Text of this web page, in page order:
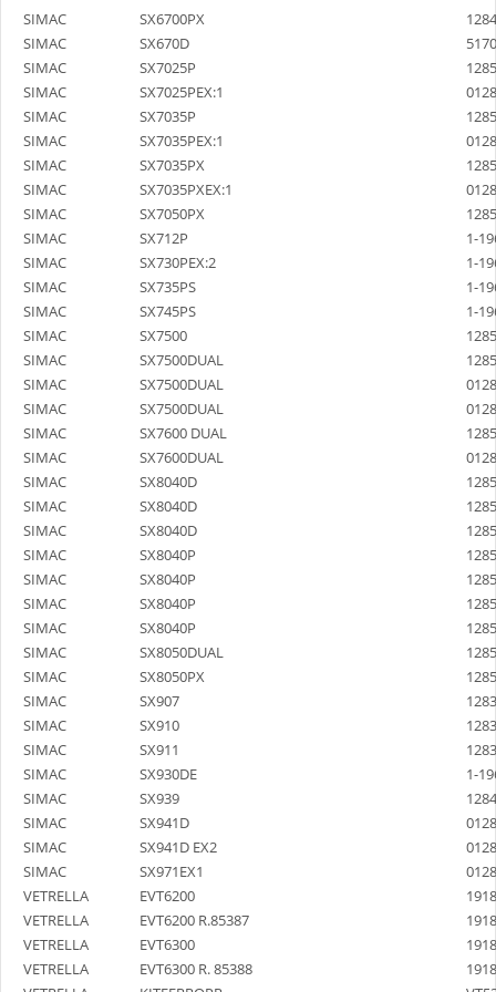
SIMAC
SX6700PX
SIMAC
SX670D
SIMAC
SX7025P
SIMAC
SX7025PEX:1
SIMAC
SX7035P
SIMAC
SX7035PEX:1
SIMAC
SX7035PX
SIMAC
SX7035PXEX:1
SIMAC
SX7050PX
SIMAC
SX712P
1-
SIMAC
SX730PEX:2
1-
SIMAC
SX735PS
1-
SIMAC
SX745PS
1-
SIMAC
SX7500
SIMAC
SX7500DUAL
SIMAC
SX7500DUAL
SIMAC
SX7500DUAL
SIMAC
SX7600 DUAL
SIMAC
SX7600DUAL
SIMAC
SX8040D
SIMAC
SX8040D
SIMAC
SX8040D
SIMAC
SX8040P
SIMAC
SX8040P
SIMAC
SX8040P
SIMAC
SX8040P
SIMAC
SX8050DUAL
SIMAC
SX8050PX
SIMAC
SX907
SIMAC
SX910
SIMAC
SX911
SIMAC
SX930DE
1-
SIMAC
SX939
SIMAC
SX941D
SIMAC
SX941D EX2
SIMAC
SX971EX1
VETRELLA
EVT6200
VETRELLA
EVT6200 R.85387
VETRELLA
EVT6300
VETRELLA
EVT6300 R. 85388
ΣΙΔΕΡΟ-ΑΤΜΟΣΥΣΤΗΜΑ